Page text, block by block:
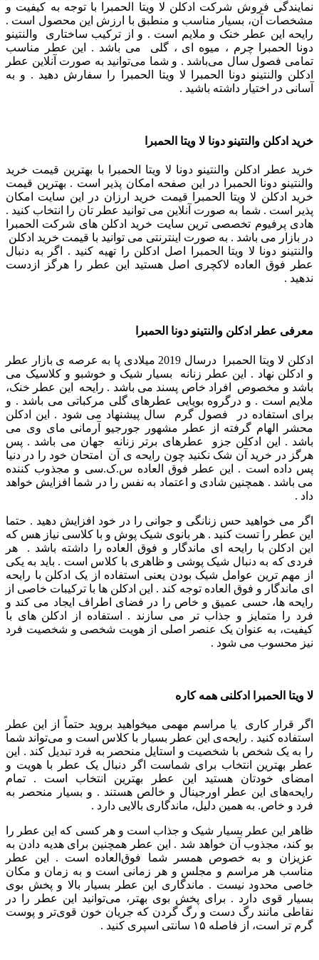
نمایندگی فروش شرکت ادکلن لا ویتا الحمبرا با توجه به کیفیت و
مشخصات آن، بسیار مناسب و منطبق با ارزش این محصول است .
رایحه این عطر خنک و ملایم است . و از ترکیب ساختاری والنتینو
دونا الحمبرا چرم ، میوه ای ، گلی می باشد . این عطر مناسب
تمامی فصول سال می‌باشد . و شما می‌توانید به صورت آنلاین عطر
ادکلن والنتینو دونا الحمبرا لا ویتا الحمبرا را سفارش دهید . و به
آسانی در اختیار داشته باشید .
خرید ادکلن والنتینو دونا لا ویتا الحمبرا
خرید عطر ادکلن والنتینو دونا لا ویتا الحمبرا با بهترین قیمت خرید
والنتینو دونا الحمبرا در این صفحه امکان پذیر است . بهترین قیمت
خرید ادکلن لا ویتا الحمبرا قیمت خرید ارزان در این سایت امکان
پذیر است . شما به صورت آنلاین می توانید عطر تان را انتخاب کنید .
هادی پرفیوم تخصصی ترین سایت خرید ادکلن های شرکت الحمبرا
در بازار می باشد . به صورت اینترنتی می توانید با قیمت خرید ادکلن
والنتینو دونا لا ویتا الحمبرا اصل ادکلن را تهیه کنید . اگر به دنبال
عطر فوق العاده لاکچری اصل هستید این عطر را هرگز ازدست
ندهید .
معرفی عطر ادکلن والنتینو دونا الحمبرا
ادکلن لا ویتا الحمبرا درسال 2019 میلادی پا به عرصه ی بازار عطر
و ادکلن نهاد . این عطر زنانه بسیار شیک و خوشبو و کلاسیک می
باشد و مخصوص افراد خاص پسند می باشد . رایحه این عطر خنک،
ملایم است . و درگروه بویایی عطرهای گلی مرکباتی می باشد . و
برای استفاده در فصول گرم سال پیشنهاد می ‌شود . این ادکلن
محشر الهام گرفته از عطر مشهور جورجیو آرمانی مای وی می
باشد .
این ادکلن جزو عطرهای برتر زنانه جهان می باشد . پس
هرگز در خرید آن شک نکنید چون رایحه ی آن امتحان خود را در دنیا
پس داده است .
این عطر فوق العاده س.ک.سی و مجذوب کننده
می باشد . همچنین شادی و اعتماد به نفس را در شما افزایش خواهد
داد .
اگر می خواهید حس زنانگی و جوانی را در خود افزایش دهید . حتما
این عطر را تست کنید .هر بانوی شیک پوش و با کلاسی نیاز هس که
این ادکلن با رایحه ای ماندگار و فوق العاده را داشته باشد . هر
فردی که به دنبال شیک پوشی و ظاهری با کلاس است . باید به یکی
از مهم ترین عوامل شیک بودن یعنی استفاده از یک ادکلن با رایحه
ای ماندگار و فوق العاده توجه کند . این ادکلن ها با ترکیبات خاصی از
رایحه ها، حسی عمیق و خاص را در فضای اطراف ایجاد می کند و
فرد را متمایز و جذاب تر می سازند . استفاده از ادکلن های با
کیفیت، به عنوان یک عنصر اصلی از هویت شخصی و شخصیت فرد
نیز محسوب می شود .
لا ویتا الحمبرا ادکلنی همه کاره
اگر قرار کاری یا مراسم مهمی میخواهید بروید حتماً از این عطر
استفاده کنید . رایحه‌ی این عطر بسیار با کلاس است و می‌تواند شما
را به یک شخص با شخصیت و استایل منحصر به فرد تبدیل کند . این
عطر بهترین انتخاب برای شماست اگر دنبال یک عطر با هویت و
امضای خودتان هستید این عطر بهترین انتخاب است . تمام
رایحه‌های این عطر اورجینال و خالص هستند . و بسیار منحصر به
فرد و خاص. به همین دلیل، ماندگاری بالایی دارد .
ظاهر این عطر بسیار شیک و جذاب است و هر کسی که این عطر را
بو کند، مجذوب آن خواهد شد . این عطر همچنین برای هدیه دادن به
عزیزان و به خصوص همسر شما فوق‌العاده است . این عطر
مناسب هر مراسم و مجلس و هر زمانی است و به زمان و مکان
خاصی محدود نیست . ماندگاری این عطر بسیار بالا و پخش بوی
بسیار قوی دارد . برای پخش بوی بهتر، می‌توانید این عطر را در
نقاطی مانند رگ دست و رگ گردن که جریان خون قوی‌تر و پوست
گرم تر است، از فاصله ۱۵ سانتی اسپری کنید .